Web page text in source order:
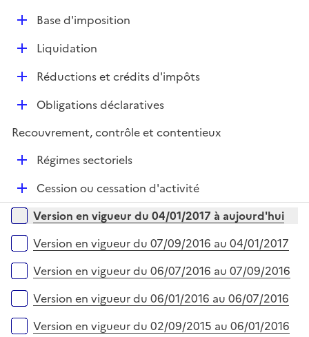
e
DBase d'imposition
D
e
Liquidation
D
i
Réductions et crédits d'impôts
D
p
r
Obligations déclaratives
Recouvrement, contrôle et contentieux
D
e
Régimes sectoriels
D
é
p
e
Cession ou cessation d'activité
Versions sur la période
Version en vigueur du 04/01/2017 à aujourd'hui
Version en vigueur du 07/09/2016 au 04/01/2017
Version en vigueur du 06/07/2016 au 07/09/2016
Version en vigueur du 06/01/2016 au 06/07/2016
Version en vigueur du 02/09/2015 au 06/01/2016